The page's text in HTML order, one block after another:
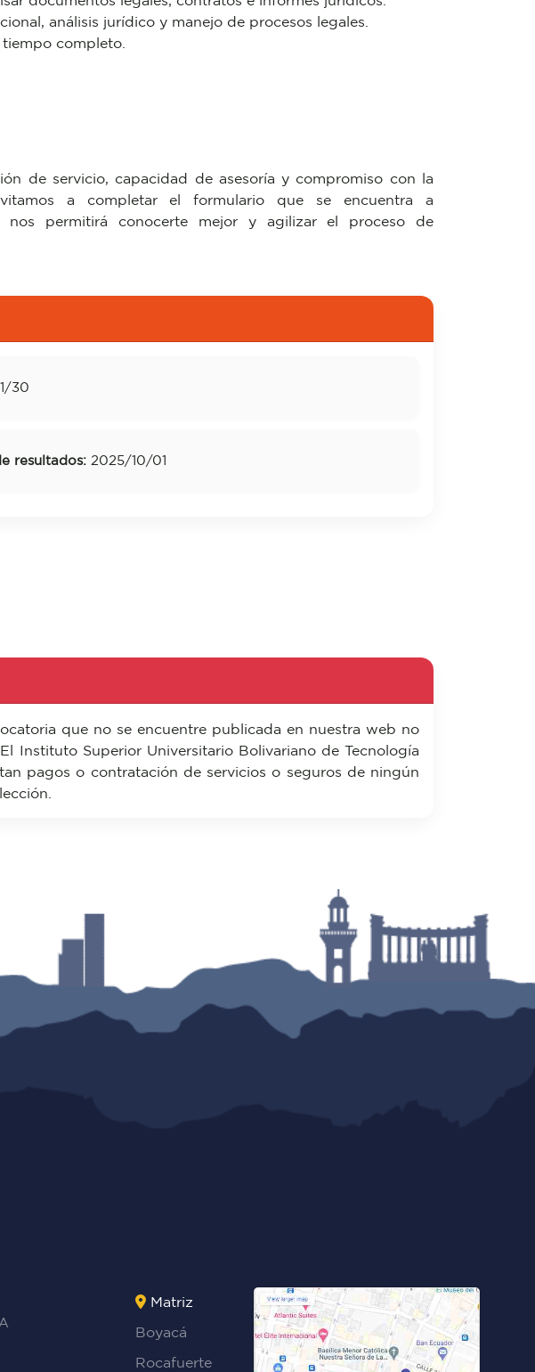
análisis jurídico y manejo de procesos legales.
completo.
de servicio, capacidad de asesoría y compromiso con la
a completar el formulario que se encuentra a
nos permitirá conocerte mejor y agilizar el proceso de
30
resultados: 2025/10/01
que no se encuentre publicada en nuestra web no
Instituto Superior Universitario Bolivariano de Tecnología
pagos o contratación de servicios o seguros de ningún
Matriz
Boyacá
Rocafuerte